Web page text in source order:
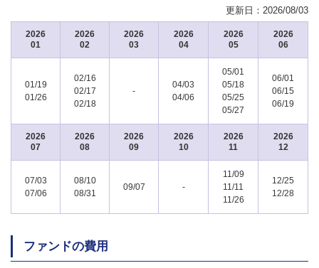
更新日： 2026/08/03
2026
01
2026
02
2026
03
2026
04
2026
05
2026
06
01/19
01/26
02/16
02/17
02/18
-
04/03
04/06
05/01
05/18
05/25
05/27
06/01
06/15
06/19
2026
07
2026
08
2026
09
2026
10
2026
11
2026
12
07/03
07/06
08/10
08/31
09/07 -
11/09
11/11
11/26
12/25
12/28
ファンドの費用